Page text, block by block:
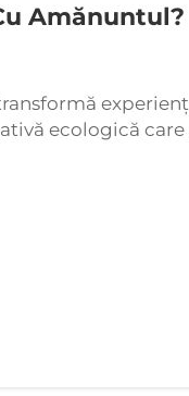
Amănuntul?
ecologică
Acești
în același timp